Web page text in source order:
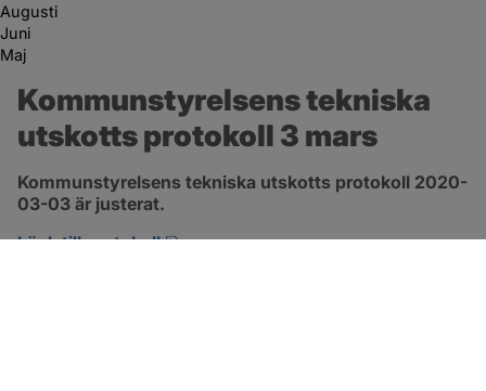
Augusti
Juni
Maj
Kommunstyrelsens tekniska
utskotts protokoll 3 mars
Kommunstyrelsens tekniska utskotts protokoll 2020-
03-03 är justerat.
Länk till protokoll
pdf, 380.7 kB, öppnas i nytt fönster.